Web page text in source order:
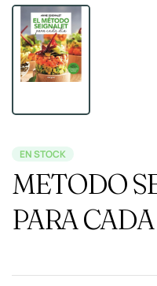
EN STOCK
METODO
PARA